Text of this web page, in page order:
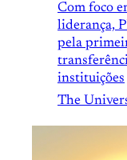
Com foco
liderança,
pela
instituições
The